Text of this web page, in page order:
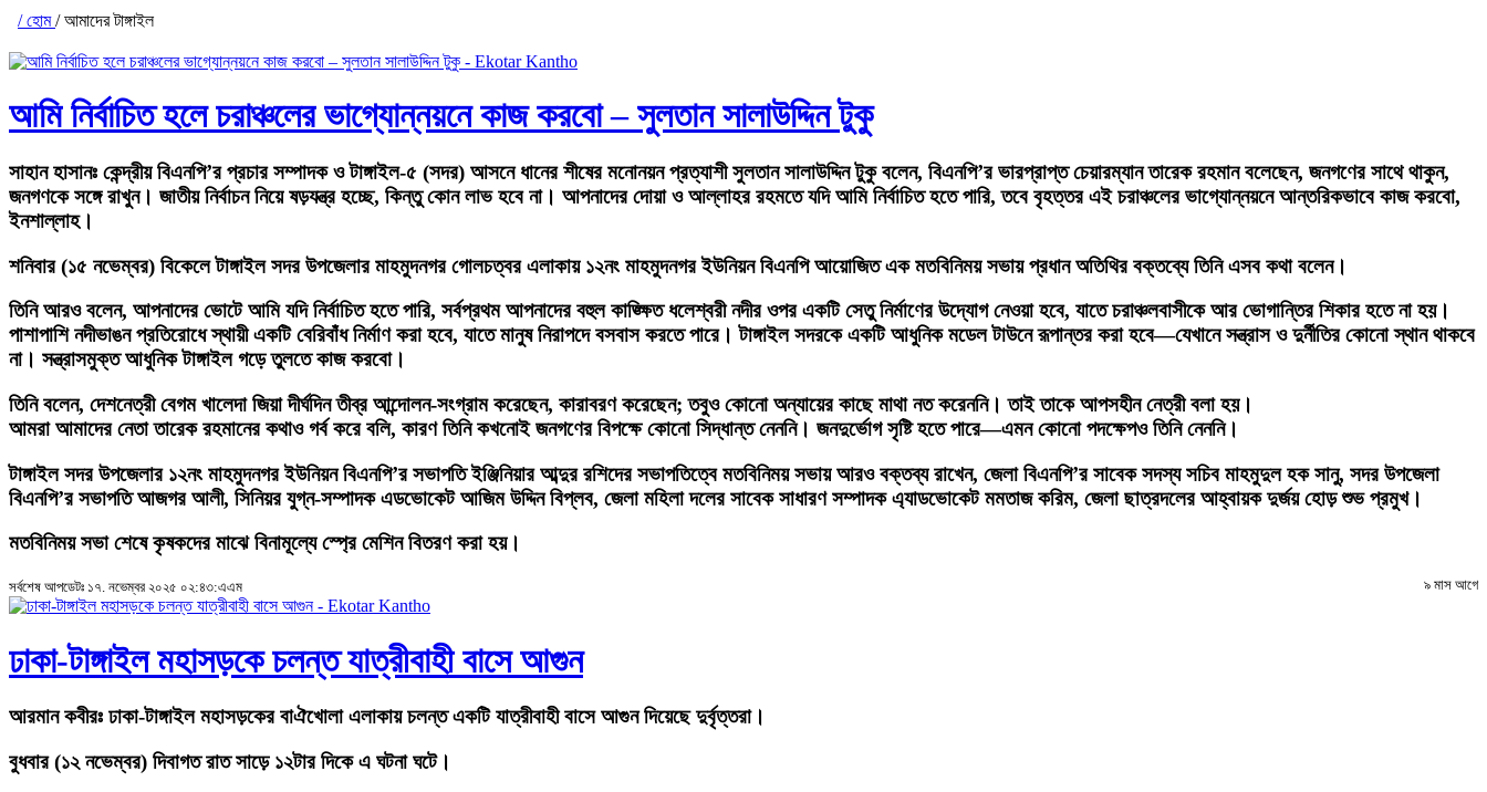
/ হোম/ আমাদের টাঙ্গাইল
আমি নির্বাচিত হলে চরাঞ্চলের ভাগ্যোন্নয়নে কাজ করবো – সুলতান সালাউদ্দিন টুকু
সাহান হাসানঃ কেন্দ্রীয় বিএনপি’র প্রচার সম্পাদক ও টাঙ্গাইল-৫ (সদর) আসনে ধানের শীষের মনোনয়ন প্রত্যাশী সুলতান সালাউদ্দিন টুকু বলেন, বিএনপি’র ভারপ্রাপ্ত চেয়ারম্যান তারেক রহমান বলেছেন, জনগণের সাথে থাকুন,
জনগণকে সঙ্গে রাখুন। জাতীয় নির্বাচন নিয়ে ষড়যন্ত্র হচ্ছে, কিন্তু কোন লাভ হবে না। আপনাদের দোয়া ও আল্লাহর রহমতে যদি আমি নির্বাচিত হতে পারি, তবে বৃহত্তর এই চরাঞ্চলের ভাগ্যোন্নয়নে আন্তরিকভাবে কাজ করবো,
ইনশাল্লাহ।
শনিবার (১৫ নভেম্বর) বিকেলে টাঙ্গাইল সদর উপজেলার মাহমুদনগর গোলচত্বর এলাকায় ১২নং মাহমুদনগর ইউনিয়ন বিএনপি আয়োজিত এক মতবিনিময় সভায় প্রধান অতিথির বক্তব্যে তিনি এসব কথা বলেন।
তিনি আরও বলেন, আপনাদের ভোটে আমি যদি নির্বাচিত হতে পারি, সর্বপ্রথম আপনাদের বহুল কাঙ্ক্ষিত ধলেশ্বরী নদীর ওপর একটি সেতু নির্মাণের উদ্যোগ নেওয়া হবে, যাতে চরাঞ্চলবাসীকে আর ভোগান্তির শিকার হতে না হয়।
পাশাপাশি নদীভাঙন প্রতিরোধে স্থায়ী একটি বেরিবাঁধ নির্মাণ করা হবে, যাতে মানুষ নিরাপদে বসবাস করতে পারে। টাঙ্গাইল সদরকে একটি আধুনিক মডেল টাউনে রূপান্তর করা হবে—যেখানে সন্ত্রাস ও দুর্নীতির কোনো স্থান থাকবে
না। সন্ত্রাসমুক্ত আধুনিক টাঙ্গাইল গড়ে তুলতে কাজ করবো।
তিনি বলেন, দেশনেত্রী বেগম খালেদা জিয়া দীর্ঘদিন তীব্র আন্দোলন-সংগ্রাম করেছেন, কারাবরণ করেছেন; তবুও কোনো অন্যায়ের কাছে মাথা নত করেননি। তাই তাকে আপসহীন নেত্রী বলা হয়।
আমরা আমাদের নেতা তারেক রহমানের কথাও গর্ব করে বলি, কারণ তিনি কখনোই জনগণের বিপক্ষে কোনো সিদ্ধান্ত নেননি। জনদুর্ভোগ সৃষ্টি হতে পারে—এমন কোনো পদক্ষেপও তিনি নেননি।
টাঙ্গাইল সদর উপজেলার ১২নং মাহমুদনগর ইউনিয়ন বিএনপি’র সভাপতি ইঞ্জিনিয়ার আব্দুর রশিদের সভাপতিত্বে মতবিনিময় সভায় আরও বক্তব্য রাখেন, জেলা বিএনপি’র সাবেক সদস্য সচিব মাহমুদুল হক সানু, সদর উপজেলা
বিএনপি’র সভাপতি আজগর আলী, সিনিয়র যুগ্ন-সম্পাদক এডভোকেট আজিম উদ্দিন বিপ্লব, জেলা মহিলা দলের সাবেক সাধারণ সম্পাদক এ্যাডভোকেট মমতাজ করিম, জেলা ছাত্রদলের আহ্বায়ক দুর্জয় হোড় শুভ প্রমুখ।
মতবিনিময় সভা শেষে কৃষকদের মাঝে বিনামূল্যে স্প্রে মেশিন বিতরণ করা হয়।
সর্বশেষ আপডেটঃ ১৭. নভেম্বর ২০২৫ ০২:৪৩:এএম ৯ মাস আগে
ঢাকা-টাঙ্গাইল মহাসড়কে চলন্ত যাত্রীবাহী বাসে আগুন
আরমান কবীরঃ ঢাকা-টাঙ্গাইল মহাসড়কের বাঐখোলা এলাকায় চলন্ত একটি যাত্রীবাহী বাসে আগুন দিয়েছে দুর্বৃত্তরা।
বুধবার (১২ নভেম্বর) দিবাগত রাত সাড়ে ১২টার দিকে এ ঘটনা ঘটে।